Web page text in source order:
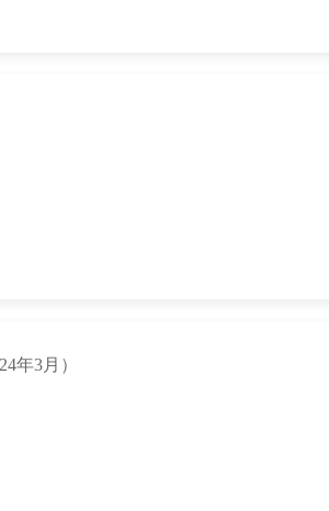
年3月）